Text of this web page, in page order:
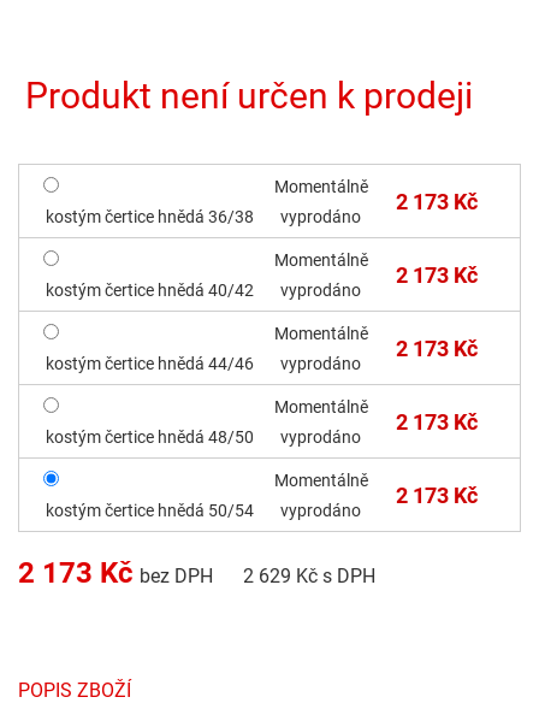
Produkt není určen k prodeji
kostým čertice hnědá 36/38
Momentálně
vyprodáno
2 173 Kč
kostým čertice hnědá 40/42
Momentálně
vyprodáno
2 173 Kč
kostým čertice hnědá 44/46
Momentálně
vyprodáno
2 173 Kč
kostým čertice hnědá 48/50
Momentálně
vyprodáno
2 173 Kč
kostým čertice hnědá 50/54
Momentálně
vyprodáno
2 173 Kč
2 173 Kč bez DPH 2 629 Kč s DPH
POPIS ZBOŽÍ